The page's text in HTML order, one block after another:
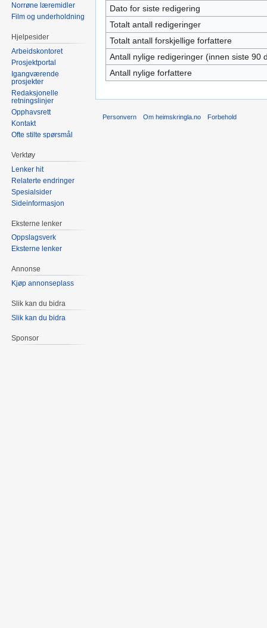
Dato for siste redigering
Totalt antall redigeringer
Totalt antall forskjellige forfattere
Antall nylige redigeringer (innen siste 90
Antall nylige forfattere
Norrøne læremidler
Film og underholdning
Hjelpesider
Arbeidskontoret
Prosjektportal
Igangværende
prosjekter
Redaksjonelle
retningslinjer
Opphavsrett
Kontakt
Ofte stilte spørsmål
Verktøy
Lenker hit
Relaterte endringer
Spesialsider
Sideinformasjon
Eksterne lenker
Oppslagsverk
Eksterne lenker
Annonse
Kjøp annonseplass
Slik kan du bidra
Slik kan du bidra
Sponsor
Personvern Om heimskringla.no Forbehold